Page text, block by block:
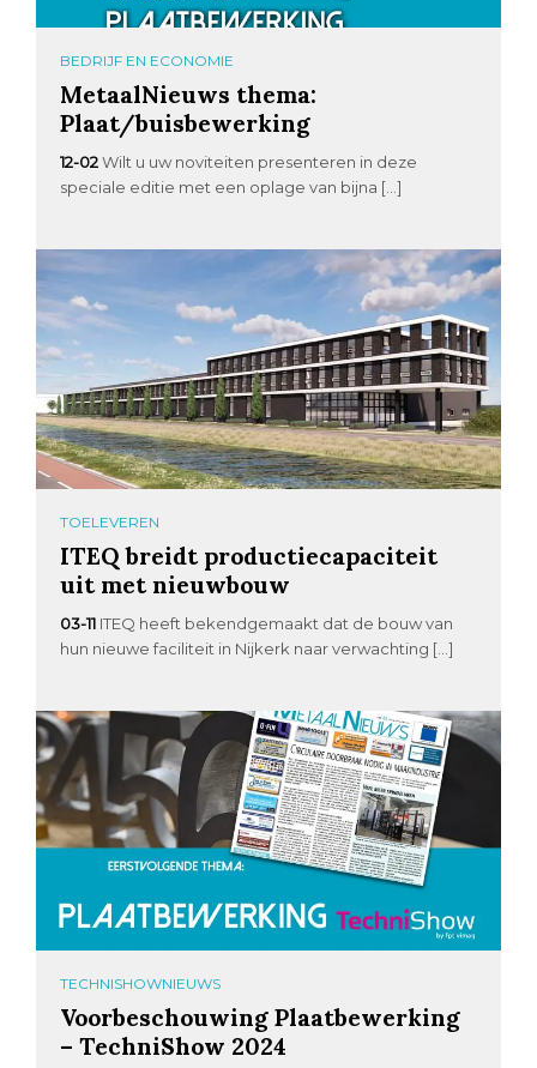
BEDRIJF EN ECONOMIE
MetaalNieuws thema:
Plaat/buisbewerking
12-02 Wilt u uw noviteiten presenteren in deze
speciale editie met een oplage van bijna […]
TOELEVEREN
ITEQ breidt productiecapaciteit
uit met nieuwbouw
03-11 ITEQ heeft bekendgemaakt dat de bouw van
hun nieuwe faciliteit in Nijkerk naar verwachting […]
TECHNISHOWNIEUWS
Voorbeschouwing Plaatbewerking
– TechniShow 2024